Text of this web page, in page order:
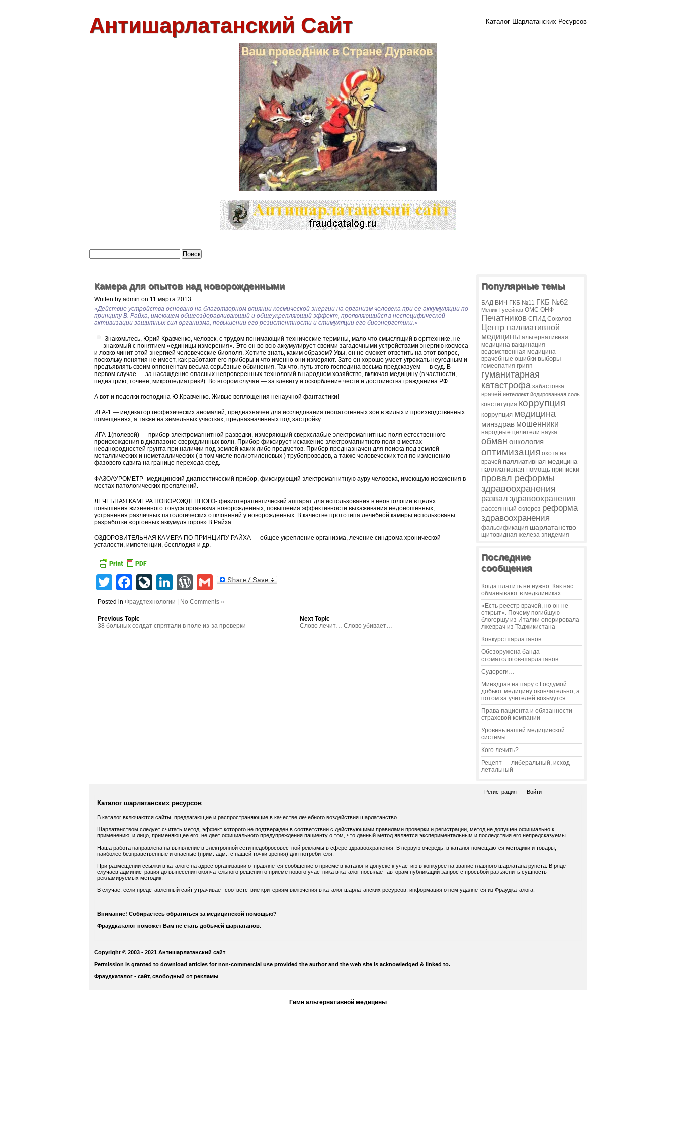
Антишарлатанский Сайт Каталог Шарлатанских Ресурсов
Камера для опытов над новорожденными
Written by admin on 11 марта 2013
«Действие устройства основано на благотворном влиянии космической энергии на организм человека при ее аккумуляции по
принципу В. Райха, имеющем общеоздоравливающий и общеукрепляющий эффект, проявляющийся в неспецифической
активизации защитных сил организма, повышении его резистентности и стимуляции его биоэнергетики.»
Знакомьтесь, Юрий Кравченко, человек, с трудом понимающий технические термины, мало что смыслящий в оргтехнике, не
знакомый с понятием «единицы измерения». Это он во всю аккумулирует своими загадочными устройствами энергию космоса
и ловко чинит этой энергией человеческие биополя. Хотите знать, каким образом? Увы, он не сможет ответить на этот вопрос,
поскольку понятия не имеет, как работают его приборы и что именно они измеряют. Зато он хорошо умеет угрожать неугодным и
предъявлять своим оппонентам весьма серьёзные обвинения. Так что, путь этого господина весьма предсказуем — в суд. В
первом случае — за насаждение опасных непроверенных технологий в народном хозяйстве, включая медицину (в частности,
педиатрию, точнее, микропедиатрию!). Во втором случае — за клевету и оскорбление чести и достоинства гражданина РФ.
А вот и поделки господина Ю.Кравченко. Живые воплощения ненаучной фантастики!
ИГА-1 — индикатор геофизических аномалий, предназначен для исследования геопатогенных зон в жилых и производственных
помещениях, а также на земельных участках, предназначенных под застройку.
ИГА-1(полевой) — прибор электромагнитной разведки, измеряющий сверхслабые электромагнитные поля естественного
происхождения в диапазоне сверхдлинных волн. Прибор фиксирует искажение электромагнитного поля в местах
неоднородностей грунта при наличии под землей каких либо предметов. Прибор предназначен для поиска под землей
металлических и неметаллических ( в том числе полиэтиленовых ) трубопроводов, а также человеческих тел по изменению
фазового сдвига на границе перехода сред.
ФАЗОАУРОМЕТР- медицинский диагностический прибор, фиксирующий электромагнитную ауру человека, имеющую искажения в
местах патологических проявлений.
ЛЕЧЕБНАЯ КАМЕРА НОВОРОЖДЕННОГО- физиотерапевтический аппарат для использования в неонтологии в целях
повышения жизненного тонуса организма новорожденных, повышения эффективности выхаживания недоношенных,
устранения различных патологических отклонений у новорожденных. В качестве прототипа лечебной камеры использованы
разработки «оргонных аккумуляторов» В.Райха.
ОЗДОРОВИТЕЛЬНАЯ КАМЕРА ПО ПРИНЦИПУ РАЙХА — общее укрепление организма, лечение синдрома хронической
усталости, импотенции, бесплодия и др.
TwitterFacebook
LiveJournal
LinkedIn
WordPress
Gmail
Posted inФраудтехнологии No Comments »
Previous Topic
38 больных солдат спрятали в поле из-за проверки
Next Topic
Слово лечит… Слово убивает…
Популярные темы
БАД ВИЧ ГКБ №11 ГКБ №62
Мелик-Гусейнов ОМС ОНФ
Печатников СПИД Соколов
Центр паллиативной
медицины альтернативная
медицина вакцинация
ведомственная медицина
врачебные ошибки выборы
гомеопатия грипп
гуманитарная
катастрофа забастовка
врачей интеллект йодированная соль
конституция коррупция
коррупция медицина
минздрав мошенники
народные целители наука
обман онкология
оптимизация охота на
врачей паллиативная медицина
паллиативная помощь приписки
провал реформы
здравоохранения
развал здравоохранения
рассеянный склероз реформа
здравоохранения
фальсификация шарлатанство
щитовидная железа эпидемия
Последние
сообщения
Когда платить не нужно. Как нас
обманывают в медклиниках
«Есть реестр врачей, но он не
открыт». Почему погибшую
блогершу из Италии оперировала
лжеврач из Таджикистана
Конкурс шарлатанов
Обезоружена банда
стоматологов-шарлатанов
Судороги…
Минздрав на пару с Госдумой
добьют медицину окончательно, а
потом за учителей возьмутся
Права пациента и обязанности
страховой компании
Уровень нашей медицинской
системы
Кого лечить?
Рецепт — либеральный, исход —
летальный
Регистрация Войти
Каталог шарлатанских ресурсов
В каталог включаются сайты, предлагающие и распространяющие в качестве лечебного воздействия шарлатанство.
Шарлатанством следует считать метод, эффект которого не подтвержден в соответствии с действующими правилами проверки и регистрации, метод не допущен официально к
применению, и лицо, применяющее его, не дает официального предупреждения пациенту о том, что данный метод является экспериментальным и последствия его непредсказуемы.
Наша работа направлена на выявление в электронной сети недобросовестной рекламы в сфере здравоохранения. В первую очередь, в каталог помещаются методики и товары,
наиболее безнравственные и опасные (прим. адм.: с нашей точки зрения) для потребителя.
При размещении ссылки в каталоге на адрес организации отправляется сообщение о приеме в каталог и допуске к участию в конкурсе на звание главного шарлатана рунета. В ряде
случаев администрация до вынесения окончательного решения о приеме нового участника в каталог посылает авторам публикаций запрос с просьбой разъяснить сущность
рекламируемых методик.
В случае, если представленный сайт утрачивает соответствие критериям включения в каталог шарлатанских ресурсов, информация о нем удаляется из Фраудкаталога.
Внимание! Собираетесь обратиться за медицинской помощью?
Фраудкаталог поможет Вам не стать добычей шарлатанов.
Copyright © 2003 - 2021 Антишарлатанский сайт
Permission is granted to download articles for non-commercial use provided the author and the web site is acknowledged & linked to.
Фраудкаталог - сайт, свободный от рекламы
Гимн альтернативной медицины